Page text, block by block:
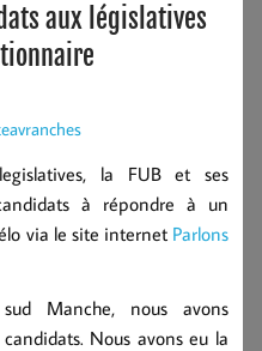
aux législatives
la FUB et ses
à répondre à un
via le site internet Parlons
Manche, nous avons
Nous avons eu la